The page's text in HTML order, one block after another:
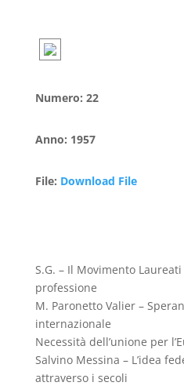
Numero: 22
Anno: 1957
File: Download File
S.G. – Il Movimento
professione
M. Paronetto Valier –
internazionale
Necessità dell’unione per
Salvino Messina – L’idea
attraverso i secoli